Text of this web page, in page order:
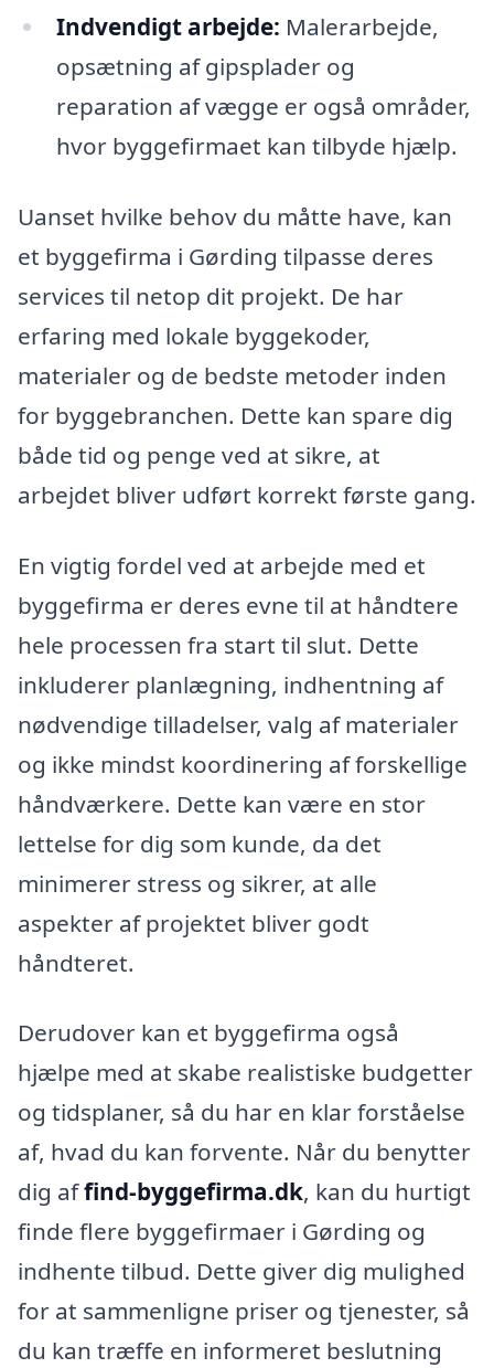
Indvendigt arbejde: Malerarbejde,
opsætning af gipsplader og
reparation af vægge er også områder,
hvor byggefirmaet kan tilbyde hjælp.
Uanset hvilke behov du måtte have, kan
et byggefirma i Gørding tilpasse deres
services til netop dit projekt. De har
erfaring med lokale byggekoder,
materialer og de bedste metoder inden
for byggebranchen. Dette kan spare dig
både tid og penge ved at sikre, at
arbejdet bliver udført korrekt første gang.
En vigtig fordel ved at arbejde med et
byggefirma er deres evne til at håndtere
hele processen fra start til slut. Dette
inkluderer planlægning, indhentning af
nødvendige tilladelser, valg af materialer
og ikke mindst koordinering af forskellige
håndværkere. Dette kan være en stor
lettelse for dig som kunde, da det
minimerer stress og sikrer, at alle
aspekter af projektet bliver godt
håndteret.
Derudover kan et byggefirma også
hjælpe med at skabe realistiske budgetter
og tidsplaner, så du har en klar forståelse
af, hvad du kan forvente. Når du benytter
dig affind-byggefirma.dk, kan du hurtigt
finde flere byggefirmaer i Gørding og
indhente tilbud. Dette giver dig mulighed
for at sammenligne priser og tjenester, så
du kan træffe en informeret beslutning